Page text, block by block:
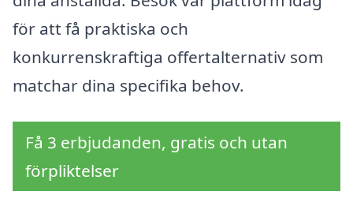
för att få praktiska och
konkurrenskraftiga offertalternativ som
matchar dina specifika behov.
Få 3 erbjudanden, gratis och utan
förpliktelser